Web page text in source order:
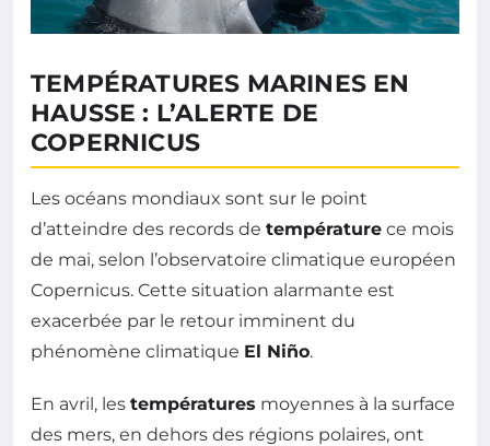
TEMPÉRATURES MARINES EN
HAUSSE : L’ALERTE DE
COPERNICUS
Les océans mondiaux sont sur le point
d’atteindre des records de température ce mois
de mai, selon l’observatoire climatique européen
Copernicus. Cette situation alarmante est
exacerbée par le retour imminent du
phénomène climatique El Niño.
En avril, les températures moyennes à la surface
des mers, en dehors des régions polaires, ont